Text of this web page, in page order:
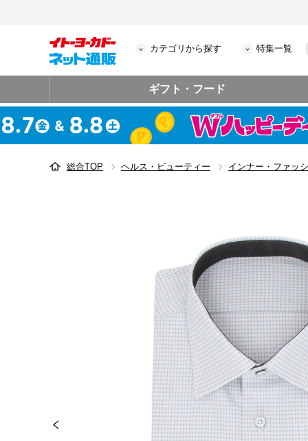
カテゴリから探す 特集一覧
ギフト・フード
総合TOP ヘルス・ビューティー インナー・ファッ